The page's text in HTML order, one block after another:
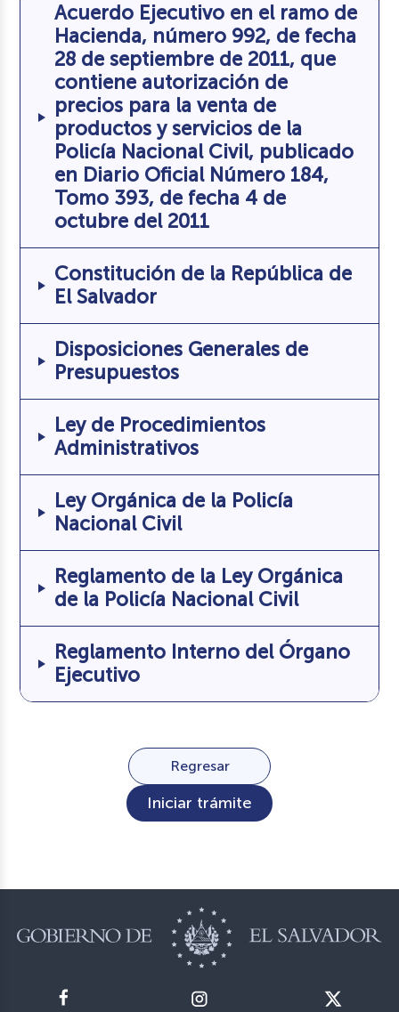
Acuerdo Ejecutivo en el ramo de
Hacienda, número 992, de fecha
28 de septiembre de 2011, que
contiene autorización de
precios para la venta de
productos y servicios de la
Policía Nacional Civil, publicado
en Diario Oficial Número 184,
Tomo 393, de fecha 4 de
octubre del 2011
Constitución de la República de
El Salvador
Disposiciones Generales de
Presupuestos
Ley de Procedimientos
Administrativos
Ley Orgánica de la Policía
Nacional Civil
Reglamento de la Ley Orgánica
de la Policía Nacional Civil
Reglamento Interno del Órgano
Ejecutivo
Regresar
Iniciar trámite